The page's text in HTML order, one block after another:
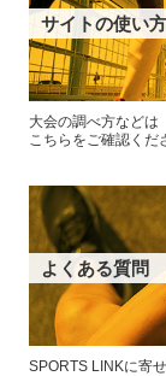
サイトの使い方
大会の調べ方などは
こちらをご確認くだ
よくある質問
SPORTS LINKに寄